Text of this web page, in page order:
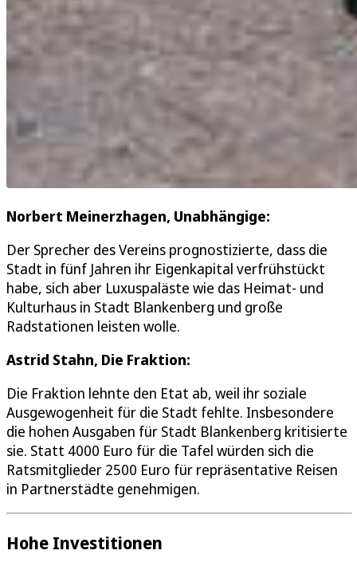
Norbert Meinerzhagen, Unabhängige:
Der Sprecher des Vereins prognostizierte, dass die
Stadt in fünf Jahren ihr Eigenkapital verfrühstückt
habe, sich aber Luxuspaläste wie das Heimat- und
Kulturhaus in Stadt Blankenberg und große
Radstationen leisten wolle.
Astrid Stahn, Die Fraktion:
Die Fraktion lehnte den Etat ab, weil ihr soziale
Ausgewogenheit für die Stadt fehlte. Insbesondere
die hohen Ausgaben für Stadt Blankenberg kritisierte
sie. Statt 4000 Euro für die Tafel würden sich die
Ratsmitglieder 2500 Euro für repräsentative Reisen
in Partnerstädte genehmigen.
Hohe Investitionen